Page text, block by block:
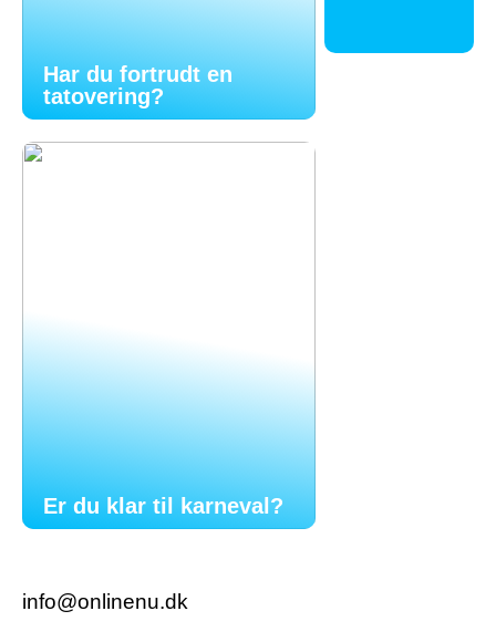
Har du fortrudt en
tatovering?
Er du klar til karneval?
info@onlinenu.dk